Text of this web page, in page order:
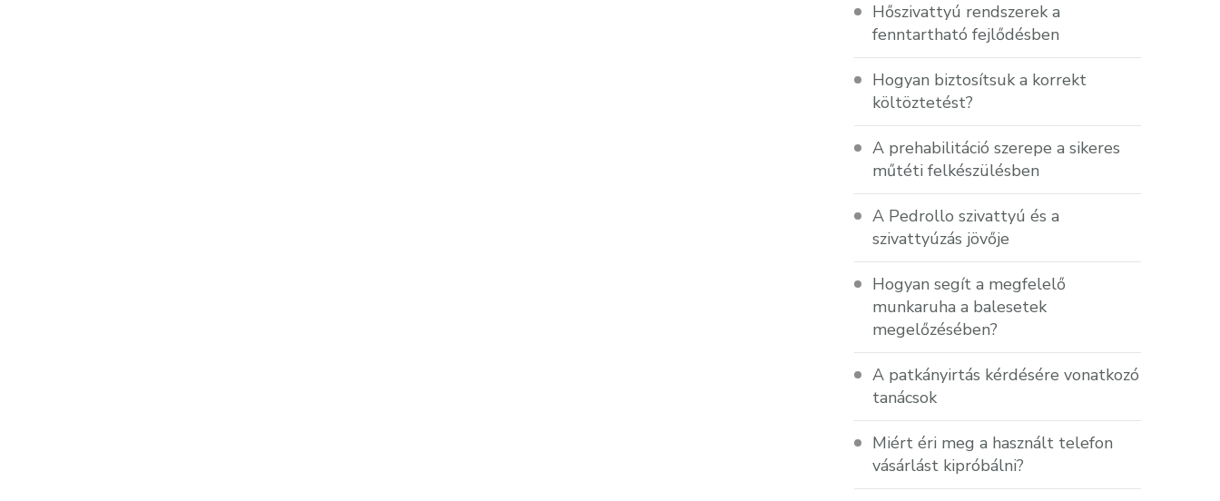
Hőszivattyú rendszerek a
fenntartható fejlődésben
Hogyan biztosítsuk a korrekt
költöztetést?
A prehabilitáció szerepe a sikeres
műtéti felkészülésben
A Pedrollo szivattyú és a
szivattyúzás jövője
Hogyan segít a megfelelő
munkaruha a balesetek
megelőzésében?
A patkányirtás kérdésére vonatkozó
tanácsok
Miért éri meg a használt telefon
vásárlást kipróbálni?